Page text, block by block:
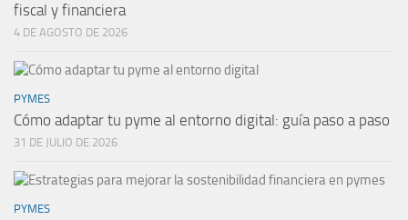
fiscal y financiera
4 DE AGOSTO DE 2026
PYMES
Cómo adaptar tu pyme al entorno digital: guía paso a paso
31 DE JULIO DE 2026
PYMES